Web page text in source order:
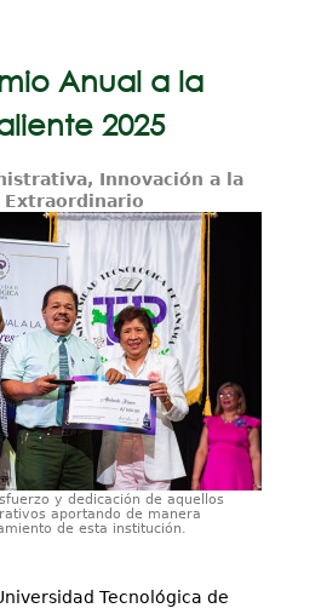
Admisión
Académica
Estudiantes
/ Extensión
Servicios
Investigación
Anual a la
2025
Innovación a la
y dedicación de aquellos
aportando de manera
de esta institución.
Tecnológica de